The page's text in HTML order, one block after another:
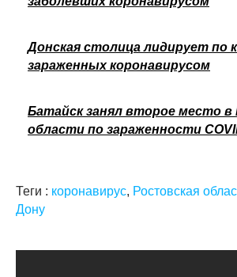
Донская столица лидирует по
зараженных коронавирусом
Батайск занял второе место в
области по зараженности
Теги : коронавирус, Ростовская
Дону